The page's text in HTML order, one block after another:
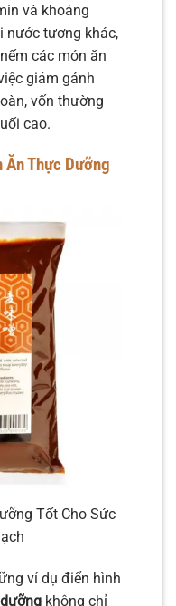
và khoáng
nước tương khác,
các món ăn
giảm gánh
vốn thường
cao.
Ăn Thực Dưỡng
Tốt Cho Sức
ví dụ điển hình
không chỉ